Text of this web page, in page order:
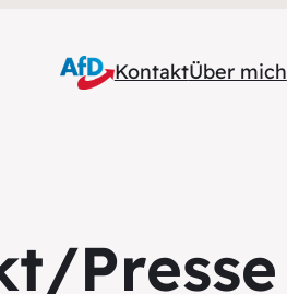
KontaktÜber mich
Presse